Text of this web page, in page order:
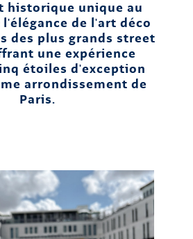
historique unique au
de l'art déco
des plus grands street
une expérience
étoiles d'exception
arrondissement de
Paris.